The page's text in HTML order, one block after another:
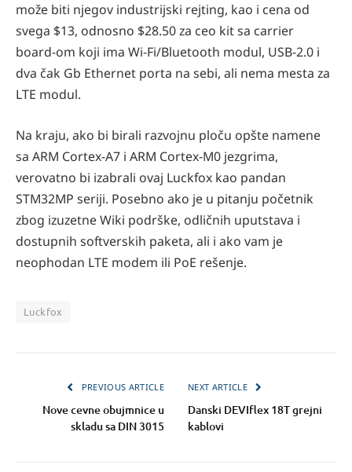
može biti njegov industrijski rejting, kao i cena od
svega $13, odnosno $28.50 za ceo kit sa carrier
board-om koji ima Wi-Fi/Bluetooth modul, USB-2.0 i
dva čak Gb Ethernet porta na sebi, ali nema mesta za
LTE modul.
Na kraju, ako bi birali razvojnu ploču opšte namene
sa ARM Cortex-A7 i ARM Cortex-M0 jezgrima,
verovatno bi izabrali ovaj Luckfox kao pandan
STM32MP seriji. Posebno ako je u pitanju početnik
zbog izuzetne Wiki podrške, odličnih uputstava i
dostupnih softverskih paketa, ali i ako vam je
neophodan LTE modem ili PoE rešenje.
Luckfox
PREVIOUS ARTICLE
Nove cevne obujmnice u
skladu sa DIN 3015
NEXT ARTICLE
Danski DEVIflex 18T grejni
kablovi